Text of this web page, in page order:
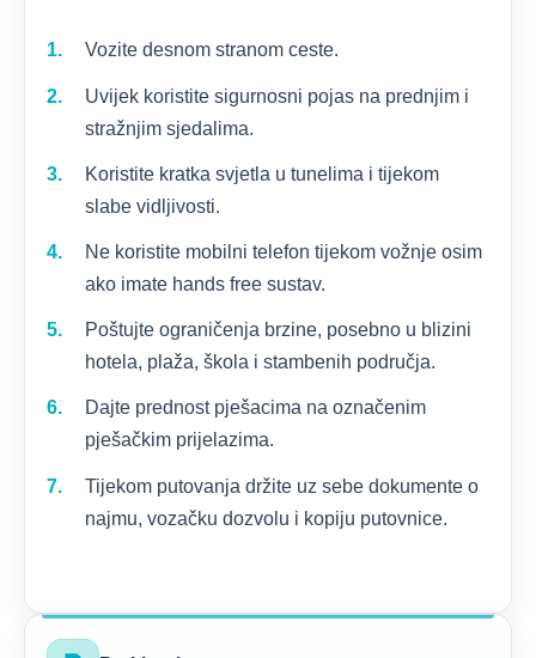
Vozite desnom stranom ceste.
Uvijek koristite sigurnosni pojas na prednjim i
stražnjim sjedalima.
Koristite kratka svjetla u tunelima i tijekom
slabe vidljivosti.
Ne koristite mobilni telefon tijekom vožnje osim
ako imate hands free sustav.
Poštujte ograničenja brzine, posebno u blizini
hotela, plaža, škola i stambenih područja.
Dajte prednost pješacima na označenim
pješačkim prijelazima.
Tijekom putovanja držite uz sebe dokumente o
najmu, vozačku dozvolu i kopiju putovnice.